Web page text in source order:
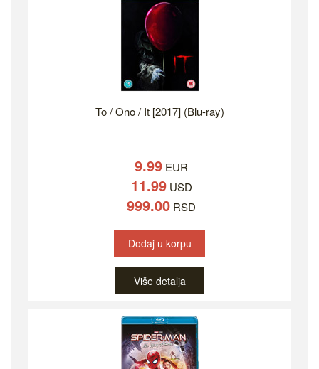
To / Ono / It [2017] (Blu-ray)
9.99 EUR
11.99USD
999.00 RSD
Dodaj u korpu
Više detalja